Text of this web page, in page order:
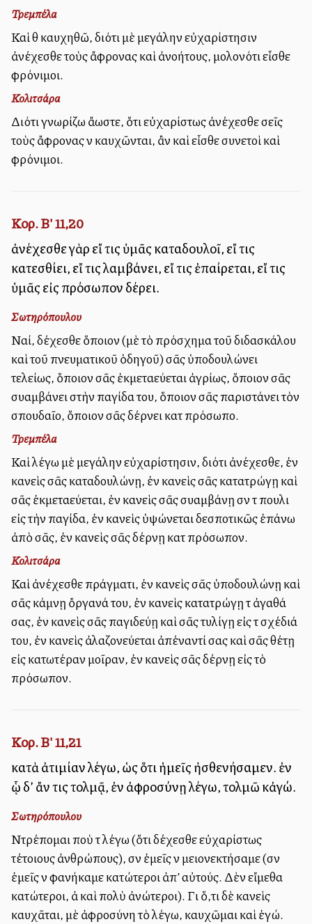
Τρεμπέλα
Καὶ θὰ καυχηθῶ, διότι μὲ μεγάλην εὐχαρίστησιν
ἀνέχεσθε τοὺς ἄφρονας καὶ ἀνοήτους, μολονότι εἶσθε
φρόνιμοι.
Κολιτσάρα
Διότι γνωρίζω ἄλλωστε, ὅτι εὐχαρίστως ἀνέχεσθε σεῖς
τοὺς ἄφρονας νὰ καυχῶνται, ἂν καὶ εἶσθε συνετοὶ καὶ
φρόνιμοι.
Κορ. Β' 11,20
ἀνέχεσθε γὰρ εἴ τις ὑμᾶς καταδουλοῖ, εἴ τις
κατεσθίει, εἴ τις λαμβάνει, εἴ τις ἐπαίρεται, εἴ τις
ὑμᾶς εἰς πρόσωπον δέρει.
Σωτηρόπουλου
Ναί, δέχεσθε ὅποιον (μὲ τὸ πρόσχημα τοῦ διδασκάλου
καὶ τοῦ πνευματικοῦ ὁδηγοῦ) σᾶς ὑποδουλώνει
τελείως, ὅποιον σᾶς ἐκμεταλλεύεται ἀγρίως, ὅποιον σᾶς
συλλαμβάνει στὴν παγίδα του, ὅποιον σᾶς παριστάνει τὸν
σπουδαῖο, ὅποιον σᾶς δέρνει κατὰ πρόσωπο.
Τρεμπέλα
Καὶ λέγω μὲ μεγάλην εὐχαρίστησιν, διότι ἀνέχεσθε, ἐὰν
κανεὶς σᾶς καταδουλώνῃ, ἐὰν κανεὶς σᾶς κατατρώγῃ καὶ
σᾶς ἐκμεταλλεύεται, ἐὰν κανεὶς σᾶς συλλαμβάνῃ σὰν τὰ πουλιὰ
εἰς τὴν παγίδα, ἐὰν κανεὶς ὑψώνεται δεσποτικῶς ἐπάνω
ἀπὸ σᾶς, ἐὰν κανεὶς σᾶς δέρνῃ κατὰ πρόσωπον.
Κολιτσάρα
Καὶ ἀνέχεσθε πράγματι, ἐὰν κανεὶς σᾶς ὑποδουλώνῃ καὶ
σᾶς κάμνῃ ὄργανά του, ἐὰν κανεὶς κατατρώγῃ τὰ ἀγαθά
σας, ἐὰν κανεὶς σᾶς παγιδεύῃ καὶ σᾶς τυλίγῃ εἰς τὰ σχέδιά
του, ἐὰν κανεὶς ἀλαζονεύεται ἀπέναντί σας καὶ σᾶς θέτῃ
εἰς κατωτέραν μοῖραν, ἐὰν κανεὶς σᾶς δέρνῃ εἰς τὸ
πρόσωπον.
Κορ. Β' 11,21
κατὰ ἀτιμίαν λέγω, ὡς ὅτι ἡμεῖς ἠσθενήσαμεν. ἐν
ᾧ δ’ ἄν τις τολμᾷ, ἐν ἀφροσύνῃ λέγω, τολμῶ κἀγώ.
Σωτηρόπουλου
Ντρέπομαι ποὺ τὰ λέγω (ὅτι δέχεσθε εὐχαρίστως
τέτοιους ἀνθρώπους), σὰν ἐμεῖς νὰ μειονεκτήσαμε (σὰν
ἐμεῖς νὰ φανήκαμε κατώτεροι ἀπ’ αὐτούς. Δὲν εἴμεθα
κατώτεροι, ἀλλὰ καὶ πολὺ ἀνώτεροι). Γιὰ ὅ,τι δὲ κανεὶς
καυχᾶται, μὲ ἀφροσύνη τὸ λέγω, καυχῶμαι καὶ ἐγώ.